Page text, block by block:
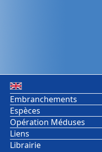
Embranchements
Espèces
Opération Méduses
Liens
Librairie